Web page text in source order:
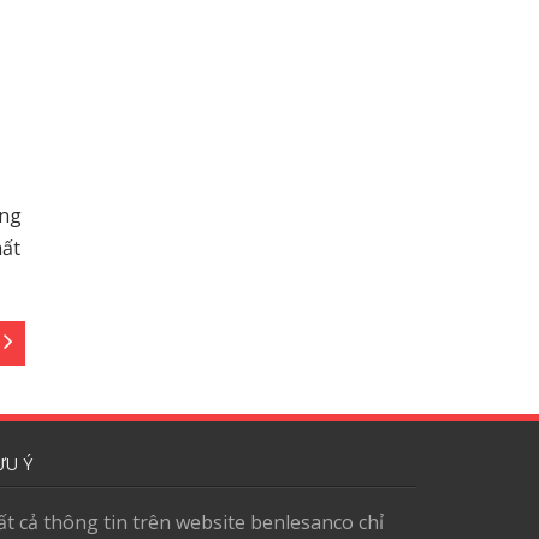
Ý
cả thông tin trên website benlesanco chỉ